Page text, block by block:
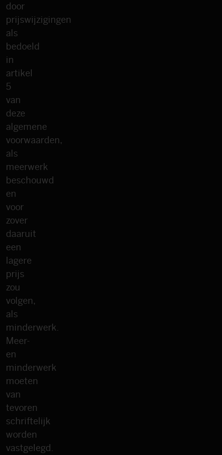
door
prijswijzigingen
als
bedoeld
in
artikel
5
van
deze
algemene
voorwaarden,
als
meerwerk
beschouwd
en
voor
zover
daaruit
een
lagere
prijs
zou
volgen,
als
minderwerk.
Meer-
en
minderwerk
moeten
van
tevoren
schriftelijk
worden
vastgelegd.